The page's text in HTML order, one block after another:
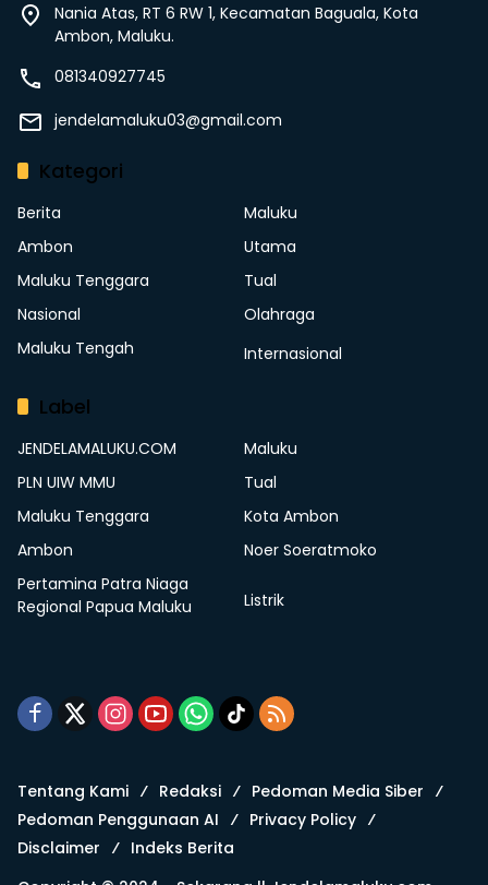
Nania Atas, RT 6 RW 1, Kecamatan Baguala, Kota
Ambon, Maluku.
081340927745
jendelamaluku03@gmail.com
Kategori
Berita
Maluku
Ambon
Utama
Maluku Tenggara
Tual
Nasional
Olahraga
Maluku Tengah
Internasional
Label
JENDELAMALUKU.COM
Maluku
PLN UIW MMU
Tual
Maluku Tenggara
Kota Ambon
Ambon
Noer Soeratmoko
Pertamina Patra Niaga
Regional Papua Maluku
Listrik
Tentang Kami Redaksi
Pedoman Media Siber
Pedoman Penggunaan AI
Privacy Policy
Disclaimer
Indeks Berita